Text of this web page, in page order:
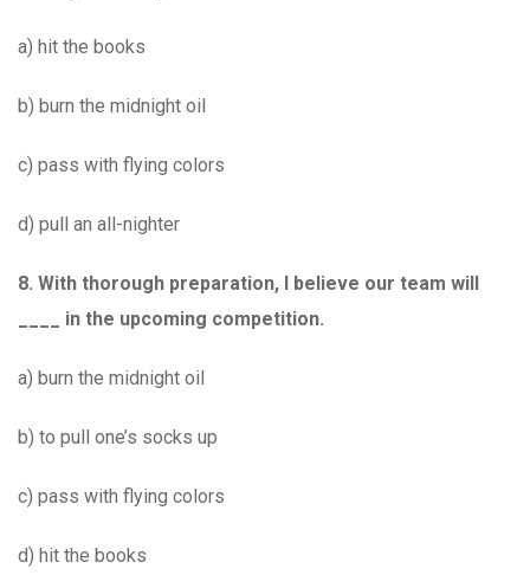
a) hit the books
b) burn the midnight oil
c) pass with flying colors
d) pull an all-nighter
8. With thorough preparation, I believe our team will
____ in the upcoming competition.
a) burn the midnight oil
b) to pull one’s socks up
c) pass with flying colors
d) hit the books